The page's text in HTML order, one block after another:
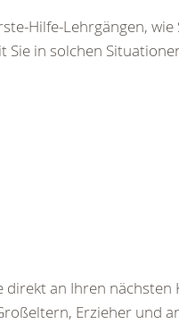
Hilfe-Lehrgängen,
in solchen
direkt an Ihren nächsten
Erzieher und